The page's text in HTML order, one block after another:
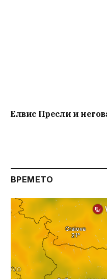
Елвис Пресли и
ВРЕМЕТО